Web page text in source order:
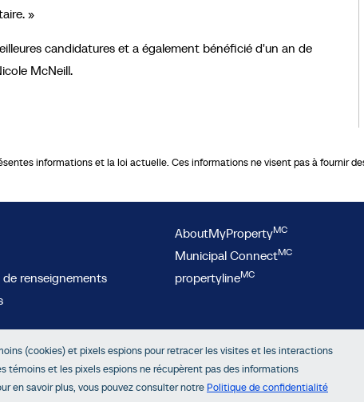
(cookies) et pixels espions pour retracer les visites et les interactions
et les pixels espions ne récupèrent pas des informations
en savoir plus, vous pouvez consulter notre Politique de confidentialité
»
candidatures et a également bénéficié d'un an de
McNeill.
informations et la loi actuelle. Ces informations ne visent pas à fournir
de renseignements
AboutMyPropertyMC
Municipal ConnectMC
propertylineMC
© SEFM 2026. Tous Droits Réservés.